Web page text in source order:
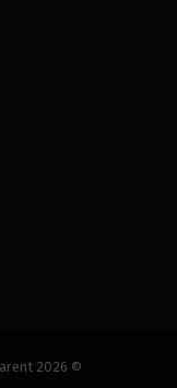
© 2026 Middle East Transparent